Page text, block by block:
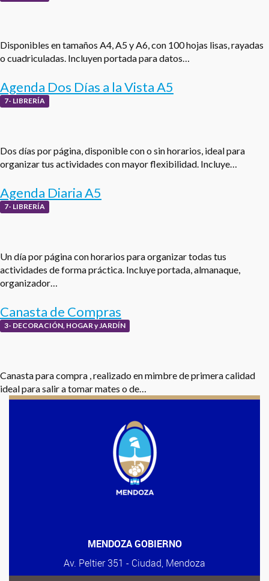
Disponibles en tamaños A4, A5 y A6, con 100 hojas lisas, rayadas
o cuadriculadas. Incluyen portada para datos…
Agenda Dos Días a la Vista A5
7- LIBRERÍA
Dos días por página, disponible con o sin horarios, ideal para
organizar tus actividades con mayor flexibilidad. Incluye…
Agenda Diaria A5
7- LIBRERÍA
Un día por página con horarios para organizar todas tus
actividades de forma práctica. Incluye portada, almanaque,
organizador…
Canasta de Compras
3- DECORACIÓN, HOGAR y JARDÍN
Canasta para compra , realizado en mimbre de primera calidad
ideal para salir a tomar mates o de…
MENDOZA GOBIERNO
Av. Peltier 351 - Ciudad, Mendoza